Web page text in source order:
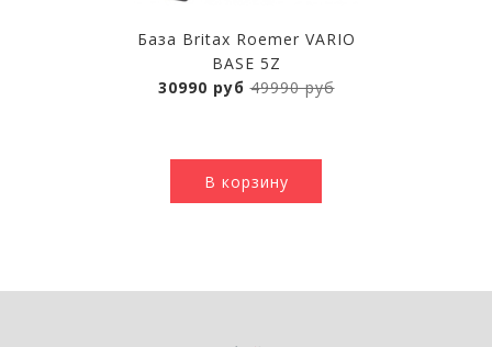
База Britax Roemer VARIO
BASE 5Z
30990 руб49990 руб
В корзину